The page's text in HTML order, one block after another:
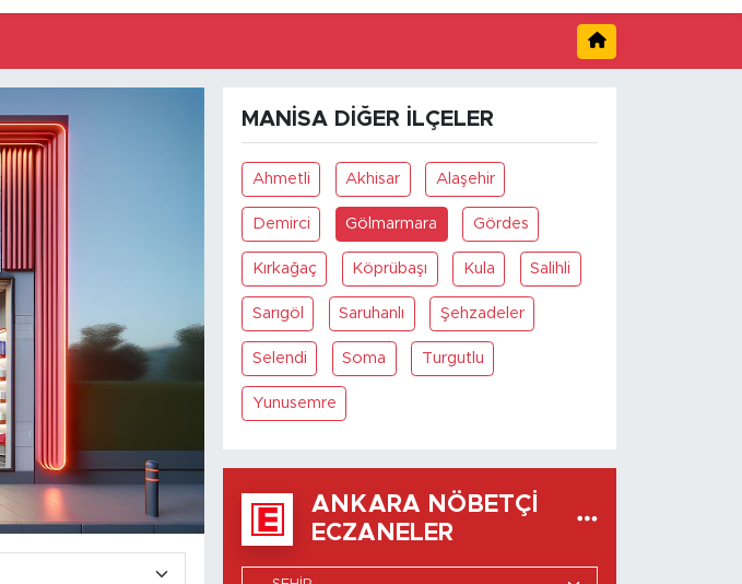
G.ALTIN 6862,09000
%0
MANISA DIĞER İLÇELER
Ahmetli Akhisar Alaşehir
Demirci Gölmarmara Gördes
Kırkağaç Köprübaşı Kula Salihli
Sarıgöl Saruhanlı Şehzadeler
Selendi Soma Turgutlu
Yunusemre
ANKARA NÖBETÇI
ECZANELER